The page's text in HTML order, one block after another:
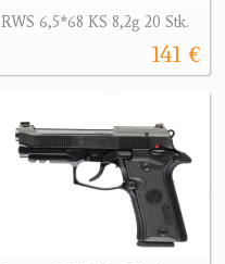
RWS 6,5*68 KS 8,2g 20 Stk.
141 €